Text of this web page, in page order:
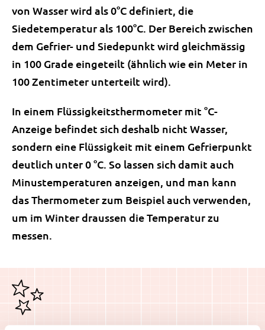
von Wasser wird als 0°C definiert, die
Siedetemperatur als 100°C. Der Bereich zwischen
dem Gefrier- und Siedepunkt wird gleichmässig
in 100 Grade eingeteilt (ähnlich wie ein Meter in
100 Zentimeter unterteilt wird).
In einem Flüssigkeitsthermometer mit °C-
Anzeige befindet sich deshalb nicht Wasser,
sondern eine Flüssigkeit mit einem Gefrierpunkt
deutlich unter 0 °C. So lassen sich damit auch
Minustemperaturen anzeigen, und man kann
das Thermometer zum Beispiel auch verwenden,
um im Winter draussen die Temperatur zu
messen.